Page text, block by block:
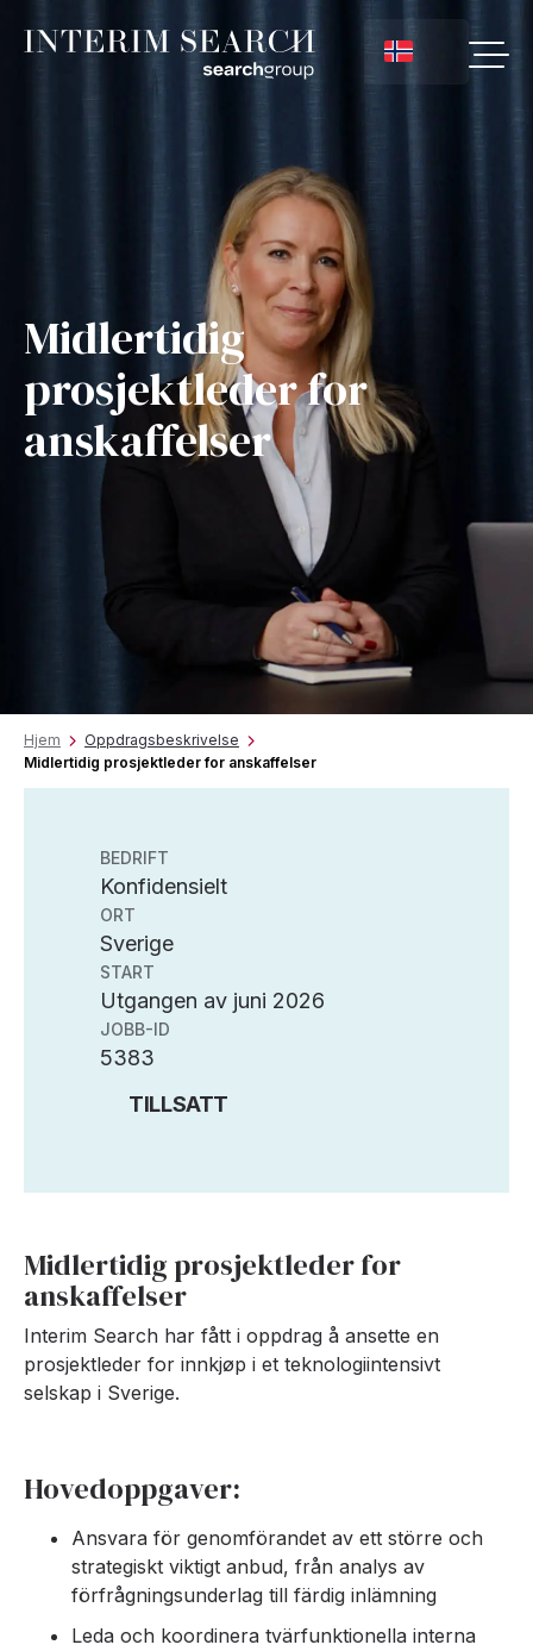
Midlertidig
prosjektleder for
anskaffelser
Hjem
Oppdragsbeskrivelse
Midlertidig prosjektleder for anskaffelser
BEDRIFT
Konfidensielt
ORT
Sverige
START
Utgangen av juni 2026
JOBB-ID
5383
TILLSATT
Midlertidig prosjektleder for
anskaffelser
Interim Search har fått i oppdrag å ansette en
prosjektleder for innkjøp i et teknologiintensivt
selskap i Sverige.
Hovedoppgaver:
Ansvara för genomförandet av ett större och
strategiskt viktigt anbud, från analys av
förfrågningsunderlag till färdig inlämning
Leda och koordinera tvärfunktionella interna